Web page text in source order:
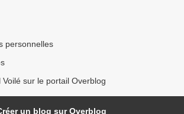
personnelles
sur le portail Overblog
un blog sur Overblog